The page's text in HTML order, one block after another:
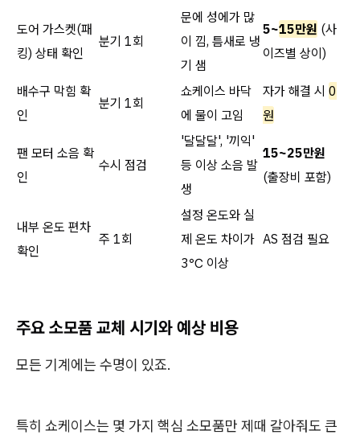
도어 가스켓(패
킹) 상태 확인
분기 1회
문에 성에가 많
이 낌, 틈새로 냉
기 샘
5~15만원 (사
이즈별 상이)
배수구 막힘 확
인
분기 1회
쇼케이스 바닥
에 물이 고임
자가 해결 시 0
원
팬 모터 소음 확
인
수시 점검
'달달달', '끼익'
등 이상 소음 발
생
15~25만원
(출장비 포함)
내부 온도 편차
확인
주 1회
설정 온도와 실
제 온도 차이가
3℃ 이상
AS 점검 필요
주요 소모품 교체 시기와 예상 비용
모든 기계에는 수명이 있죠.
특히 쇼케이스는 몇 가지 핵심 소모품만 제때 갈아줘도 큰